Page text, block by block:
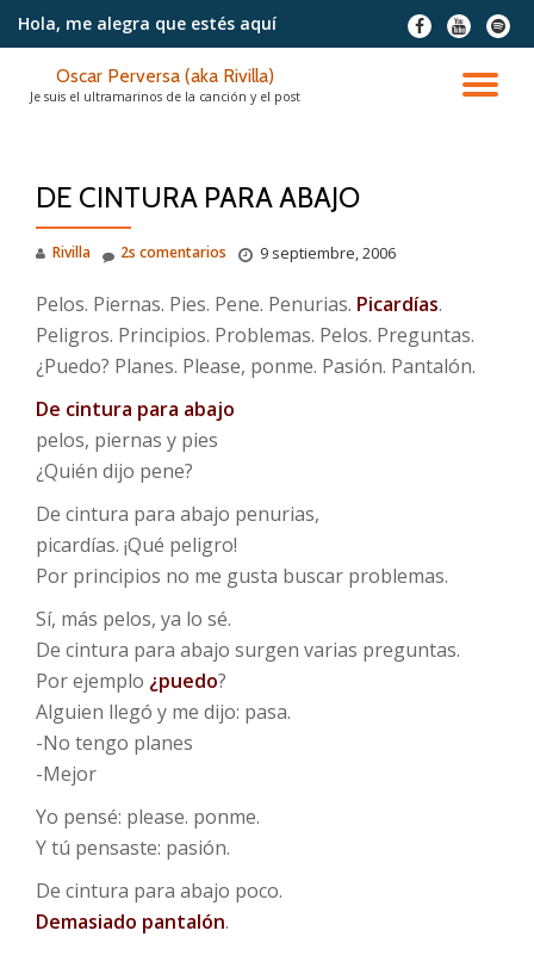
contenido
Hola, me alegra que estés aquí
fa-
facebook
fa-
youtube
fa-
spotify
Oscar Perversa (aka Rivilla)
Je suis el ultramarinos de la canción y el post
DE CINTURA PARA ABAJO
Rivilla 9 septiembre, 2006
2s comentarios
Pelos. Piernas. Pies. Pene. Penurias. Picardías.
Peligros. Principios. Problemas. Pelos. Preguntas.
¿Puedo? Planes. Please, ponme. Pasión. Pantalón.
De cintura para abajo
pelos, piernas y pies
¿Quién dijo pene?
De cintura para abajo penurias,
picardías. ¡Qué peligro!
Por principios no me gusta buscar problemas.
Sí, más pelos, ya lo sé.
De cintura para abajo surgen varias preguntas.
Por ejemplo ¿puedo?
Alguien llegó y me dijo: pasa.
-No tengo planes
-Mejor
Yo pensé: please. ponme.
Y tú pensaste: pasión.
De cintura para abajo poco.
Demasiado pantalón.